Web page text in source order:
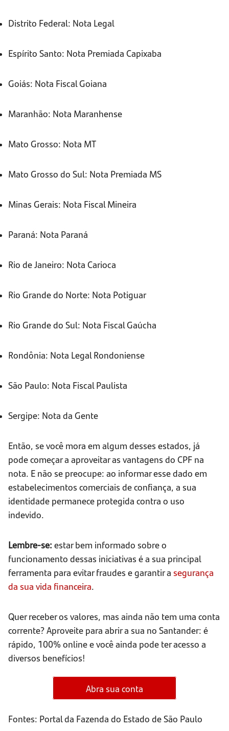
Distrito Federal: Nota Legal
Espírito Santo: Nota Premiada Capixaba
Goiás: Nota Fiscal Goiana
Maranhão: Nota Maranhense
Mato Grosso: Nota MT
Mato Grosso do Sul: Nota Premiada MS
Minas Gerais: Nota Fiscal Mineira
Paraná: Nota Paraná
Rio de Janeiro: Nota Carioca
Rio Grande do Norte: Nota Potiguar
Rio Grande do Sul: Nota Fiscal Gaúcha
Rondônia: Nota Legal Rondoniense
São Paulo: Nota Fiscal Paulista
Sergipe: Nota da Gente
Então, se você mora em algum desses estados, já
pode começar a aproveitar as vantagens do CPF na
nota. E não se preocupe: ao informar esse dado em
estabelecimentos comerciais de confiança, a sua
identidade permanece protegida contra o uso
indevido.
Lembre-se: estar bem informado sobre o
funcionamento dessas iniciativas é a sua principal
ferramenta para evitar fraudes e garantir a segurança
da sua vida financeira.
Quer receber os valores, mas ainda não tem uma conta
corrente? Aproveite para abrir a sua no Santander: é
rápido, 100% online e você ainda pode ter acesso a
diversos benefícios!
Abra sua conta
Fontes: Portal da Fazenda do Estado de São Paulo